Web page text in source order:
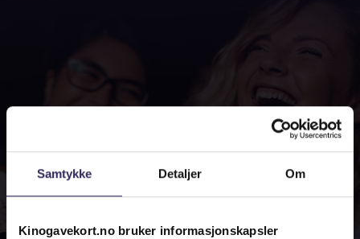
Samtykke Detaljer Om
Kinogavekort.no bruker informasjonskapsler